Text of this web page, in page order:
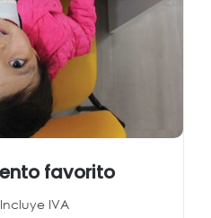
favorito
Incluye IVA